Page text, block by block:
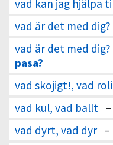
vad kan jag hjälpa
vad är det med dig?
vad är det med dig?
pasa?
vad skojigt!, vad
vad kul, vad ballt –
vad dyrt, vad dyr –